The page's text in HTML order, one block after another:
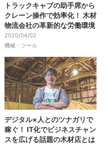
トラックキャブの助手席から
クレーン操作で効率化！ 木材
物流会社の革新的な労働環境
2020/04/02
機械・ツール
デジタル×人とのツナガリで
稼ぐ！ IT化でビジネスチャン
スを広げる話題の木材店とは